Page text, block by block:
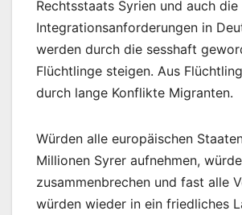
Rechtsstaats Syrien und auch die
Integrationsanforderungen in
werden durch die sesshaft
Flüchtlinge steigen. Aus
durch lange Konflikte Migranten.
Würden alle europäischen
Millionen Syrer aufnehmen,
zusammenbrechen und fast alle
würden wieder in ein friedliches